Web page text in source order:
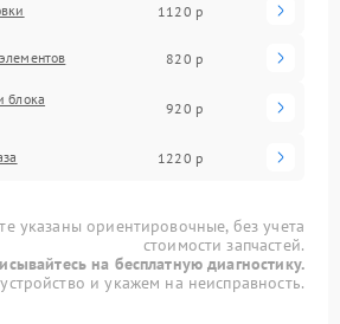
1120 р
820 р
блока
920 р
1220 р
указаны ориентировочные, без учета
стоимости запчастей.
на бесплатную диагностику.
и укажем на неисправность.